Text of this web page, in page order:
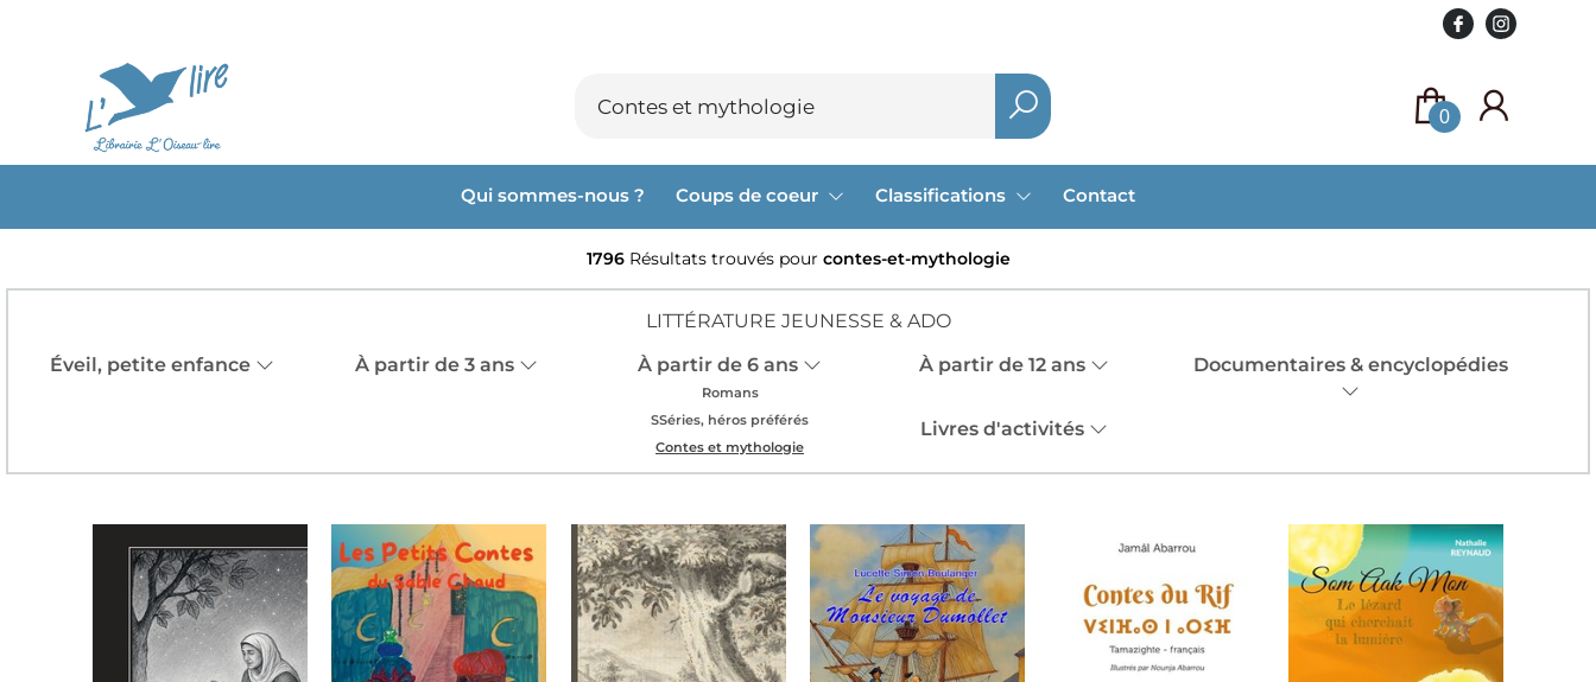
0
Qui sommes-nous ? Coups de coeur Classifications Contact
1796 Résultats trouvés pour contes-et-mythologie
LITTÉRATURE JEUNESSE & ADO
Éveil, petite enfance
À partir de 3 ans À partir de 6 ans
Romans
SSéries, héros préférés
Contes et mythologie
À partir de 12 ans Documentaires & encyclopédies
Livres d'activités